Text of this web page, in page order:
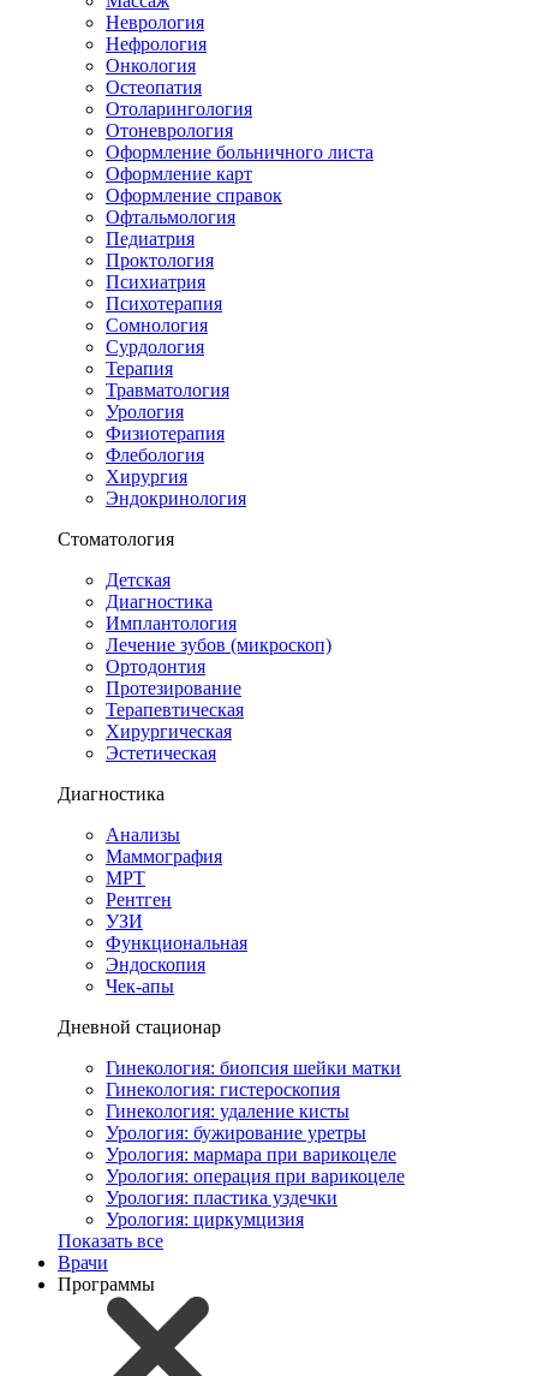
Неврология
Нефрология
Онкология
Остеопатия
Отоларингология
Отоневрология
Оформление больничного листа
Оформление карт
Оформление справок
Офтальмология
Педиатрия
Проктология
Психиатрия
Психотерапия
Сомнология
Сурдология
Терапия
Травматология
Урология
Физиотерапия
Флебология
Хирургия
Эндокринология
Стоматология
Детская
Диагностика
Имплантология
Лечение зубов (микроскоп)
Ортодонтия
Протезирование
Терапевтическая
Хирургическая
Эстетическая
Диагностика
Анализы
Маммография
МРТ
Рентген
УЗИ
Функциональная
Эндоскопия
Чек-апы
Дневной стационар
Гинекология: биопсия шейки матки
Гинекология: гистероскопия
Гинекология: удаление кисты
Урология: бужирование уретры
Урология: мармара при варикоцеле
Урология: операция при варикоцеле
Урология: пластика уздечки
Урология: циркумцизия
Показать все
Врачи
Программы